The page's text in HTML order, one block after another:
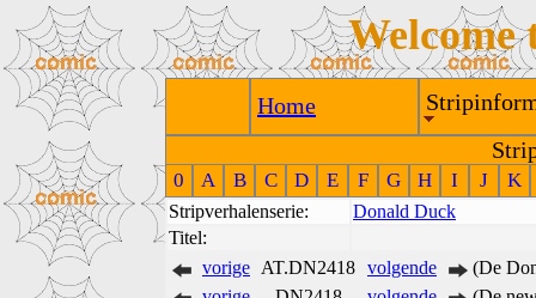
Welcome
Home
0 A B C D E F G H I J K
Stripverhalenserie:
Donald Duck
Titel:
vorige AT.DN2418 volgende
(De